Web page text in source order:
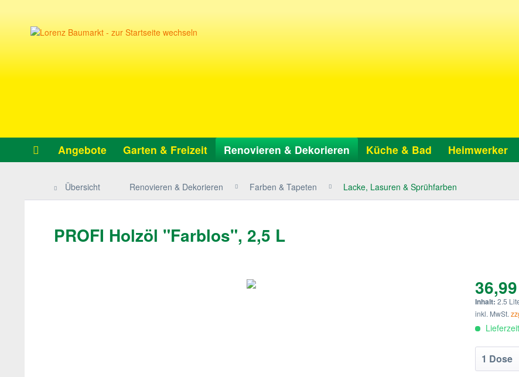
Angebote Garten & Freizeit Renovieren & Dekorieren Küche & Bad Heimwerker
Übersicht Renovieren & Dekorieren Farben & Tapeten Lacke, Lasuren & Sprühfarben
PROFI Holzöl "Farblos", 2,5 L
Inhalt:2.5
inkl. MwSt.